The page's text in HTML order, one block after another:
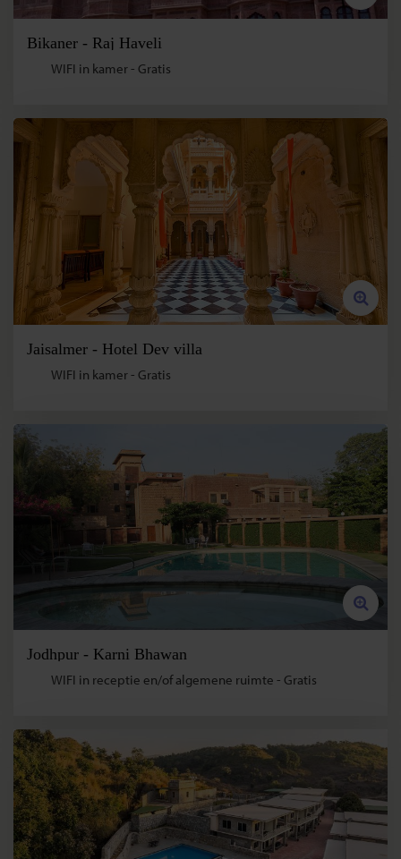
Bikaner - Raj Haveli
WIFI in kamer - Gratis
Jaisalmer - Hotel Dev villa
WIFI in kamer - Gratis
Jodhpur - Karni Bhawan
WIFI in receptie en/of algemene ruimte - Gratis